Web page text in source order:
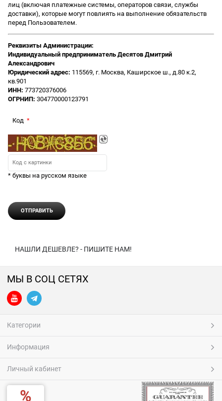
лиц (включая платежные системы, операторов связи, службы
доставки), которые могут повлиять на выполнение обязательств
перед Пользователем.
Реквизиты Администрации:
Индивидуальный предприниматель Десятов Дмитрий
Александрович
Юридический адрес: 115569, г. Москва, Каширское ш., д.80 к.2,
кв.901
ИНН: 773720376006
ОГРНИП: 304770000123791
Код
* буквы на русском языке
НАШЛИ ДЕШЕВЛЕ? - ПИШИТЕ НАМ!
МЫ В СОЦ СЕТЯХ
Категории
Информация
Личный кабинет